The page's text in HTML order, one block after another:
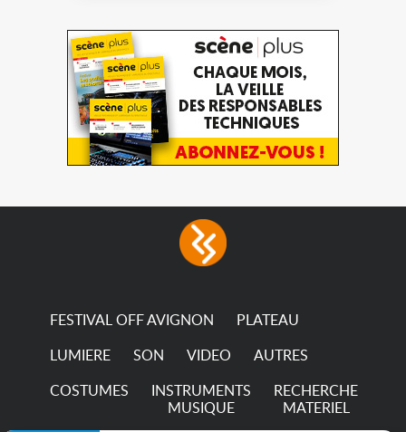
FESTIVAL OFF AVIGNON PLATEAU
LUMIERE SON VIDEO AUTRES
COSTUMES
INSTRUMENTS
MUSIQUE
RECHERCHE
MATERIEL